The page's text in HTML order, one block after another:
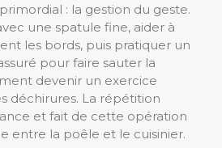
: la gestion du geste.
une spatule fine, aider à
les bords, puis pratiquer un
pour faire sauter la
devenir un exercice
déchirures. La répétition
et fait de cette opération
entre la poêle et le cuisinier.